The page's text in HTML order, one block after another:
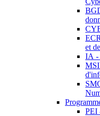
et
IA -
PEI